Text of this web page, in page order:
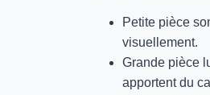
Petite pièce
visuellement.
Grande pièce
apportent du